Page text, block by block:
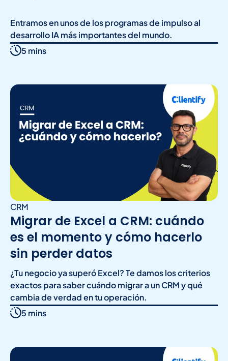
Entramos en unos de los programas de impulso al
desarrollo IA más importantes del mundo.
5 mins
CRM
Migrar de Excel a CRM: cuándo
es el momento y cómo hacerlo
sin perder datos
¿Tu negocio ya superó Excel? Te damos los criterios
exactos para saber cuándo migrar a un CRM y qué
cambia de verdad en tu operación.
5 mins